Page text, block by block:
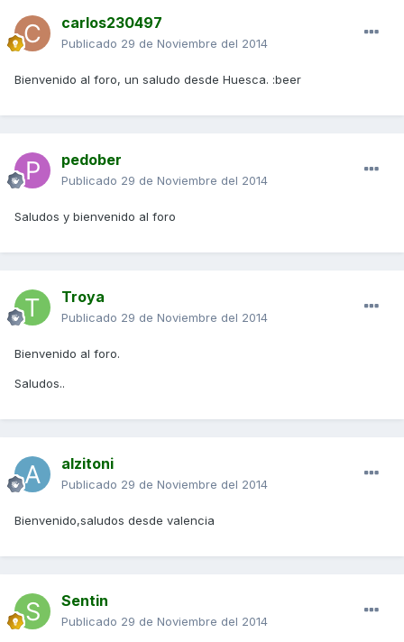
carlos230497
Publicado 29 de Noviembre del 2014
Bienvenido al foro, un saludo desde Huesca. :beer
pedober
Publicado 29 de Noviembre del 2014
Saludos y bienvenido al foro
Troya
Publicado 29 de Noviembre del 2014
Bienvenido al foro.
Saludos..
alzitoni
Publicado 29 de Noviembre del 2014
Bienvenido,saludos desde valencia
Sentin
Publicado 29 de Noviembre del 2014